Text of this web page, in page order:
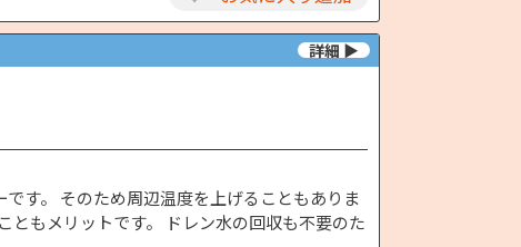
す。 そのため周辺温度を上げることもありま
もメリットです。 ドレン水の回収も不要のた